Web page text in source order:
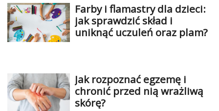
Wesele
Moda
Porady
ekspertów
Farby i flamastry dla dzieci:
jak sprawdzić skład i
uniknąć uczuleń oraz plam?
Jak rozpoznać egzemę i
chronić przed nią wrażliwą
skórę?